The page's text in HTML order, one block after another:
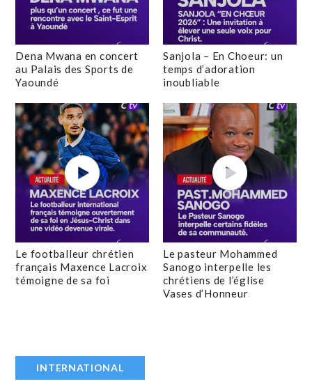
Dena Mwana en concert
au Palais des Sports de
Yaoundé
Sanjola – En Choeur: un
temps d’adoration
inoubliable
Le footballeur chrétien
français Maxence Lacroix
témoigne de sa foi
Le pasteur Mohammed
Sanogo interpelle les
chrétiens de l’église
Vases d’Honneur
INTERNATIONAL